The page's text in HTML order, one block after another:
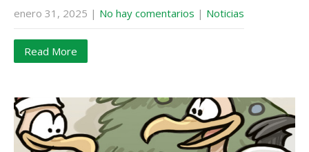
enero 31, 2025 | No hay comentarios | Noticias
Read More